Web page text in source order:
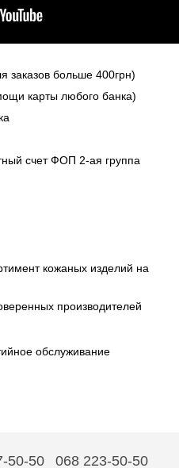
заказов больше 400грн)
карты любого банка)
счет ФОП 2-ая группа
кожаных изделий на
производителей
обслуживание
50-50 068 223-50-50